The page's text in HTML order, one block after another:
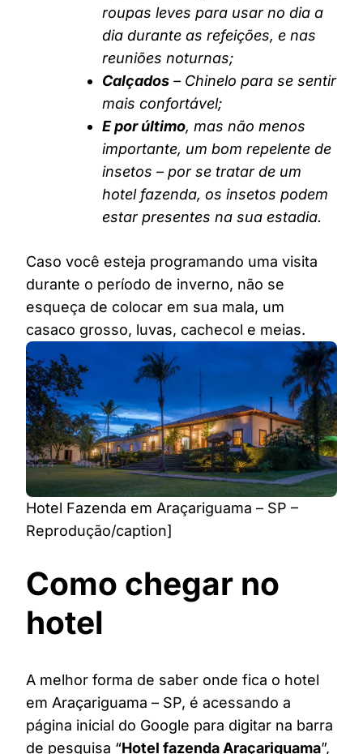
roupas leves para usar no dia a
dia durante as refeições, e nas
reuniões noturnas;
Calçados – Chinelo para se sentir
mais confortável;
E por último, mas não menos
importante, um bom repelente de
insetos – por se tratar de um
hotel fazenda, os insetos podem
estar presentes na sua estadia.
Caso você esteja programando uma visita
durante o período de inverno, não se
esqueça de colocar em sua mala, um
casaco grosso, luvas, cachecol e meias.
Hotel Fazenda em Araçariguama – SP –
Reprodução/caption]
Como chegar no
hotel
A melhor forma de saber onde fica o hotel
em Araçariguama – SP, é acessando a
página inicial do Google para digitar na barra
de pesquisa “Hotel fazenda Araçariguama”,